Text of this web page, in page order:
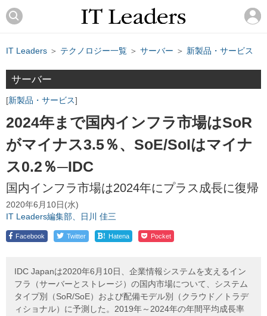
IT Leaders ＞ テクノロジー一覧 ＞ サーバー ＞ 新製品・サービス
サーバー
新製品・サービス
2024年まで国内インフラ市場はSoR
がマイナス3.5％、SoE/SoIはマイナ
ス0.2％─IDC
国内インフラ市場は2024年にプラス成長に復帰
2020年6月10日(水)
IT Leaders編集部、日川 佳三
Facebook Twitter ! Hatena Pocket
IDC Japanは2020年6月10日、企業情報システムを支えるイン
フラ（サーバーとストレージ）の国内市場について、システム
タイプ別（SoR/SoE）および配備モデル別（クラウド／トラデ
ィショナル）に予測した。2019年～2024年の年間平均成長率